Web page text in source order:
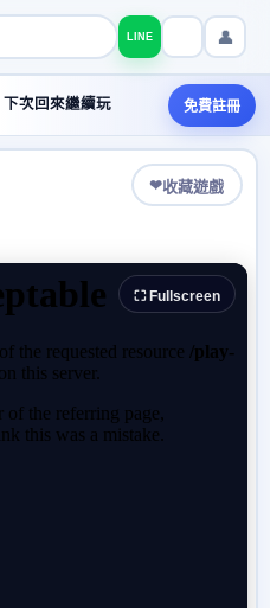
LINE 👤
次回來繼續玩 免費註冊
❤收藏遊戲
⛶ Fullscreen